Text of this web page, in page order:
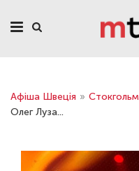
Афіша Швеція » Стокгольм
Олег Луза...